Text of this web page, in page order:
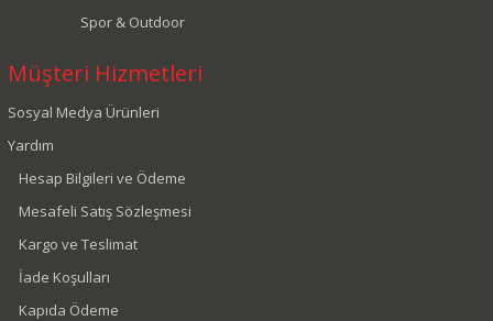
Spor & Outdoor
Müşteri Hizmetleri
Sosyal Medya Ürünleri
Yardım
Hesap Bilgileri ve Ödeme
Mesafeli Satış Sözleşmesi
Kargo ve Teslimat
İade Koşulları
Kapıda Ödeme